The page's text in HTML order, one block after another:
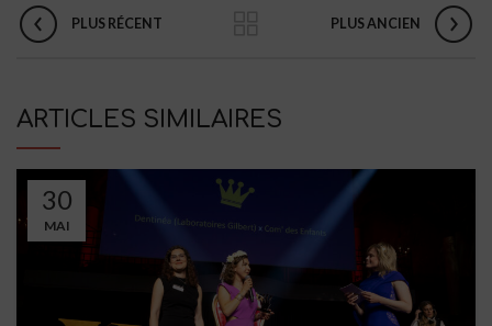
PLUS RÉCENT PLUS ANCIEN
ARTICLES SIMILAIRES
30
MAI